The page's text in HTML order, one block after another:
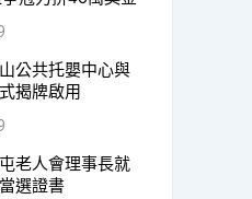
公共托嬰中心與
揭牌啟用
老人會理事長就
選證書